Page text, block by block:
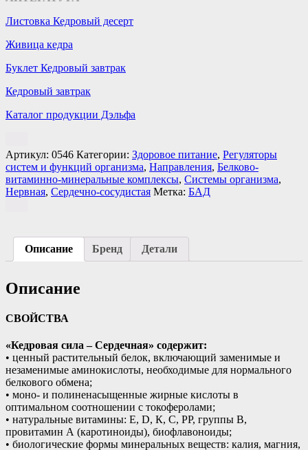
Листовка Кедровый десерт
Живица кедра
Буклет Кедровый завтрак
Кедровый завтрак
Каталог продукции Дэльфа
Артикул: 0546 Категории: Здоровое питание, Регуляторы
систем и функций организма, Направления, Белково-
витаминно-минеральные комплексы, Системы организма,
Нервная, Сердечно-сосудистая Метка: БАД
Описание Бренд Детали
Описание
СВОЙСТВА
«Кедровая сила – Сердечная» содержит:
• ценный растительный белок, включающий заменимые и
незаменимые аминокислоты, необходимые для нормального
белкового обмена;
• моно- и полиненасыщенные жирные кислоты в
оптимальном соотношении с токоферолами;
• натуральные витамины: Е, D, К, С, РР, группы В,
провитамин А (каротиноиды), биофлавоноиды;
• биологические формы минеральных веществ: калия, магния,